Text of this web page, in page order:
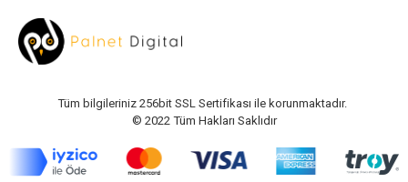
Tüm bilgileriniz 256bit SSL Sertifikası ile korunmaktadır.
© 2022 Tüm Hakları Saklıdır